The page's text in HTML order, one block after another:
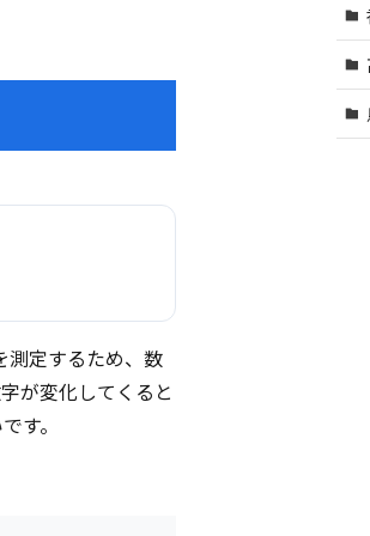
測定するため、数
が変化してくると
す。